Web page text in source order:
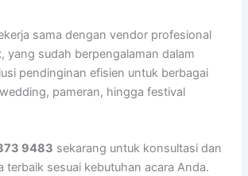
sama dengan vendor profesional
, yang sudah berpengalaman dalam
pendinginan efisien untuk berbagai
pameran, hingga festival
9483 sekarang untuk konsultasi dan
terbaik sesuai kebutuhan acara Anda.